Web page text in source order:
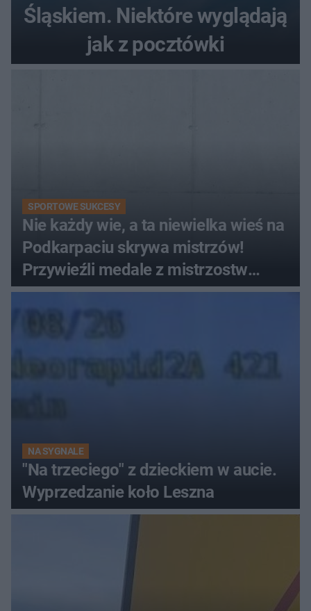
Śląskiem. Niektóre wyglądają
jak z pocztówki
SPORTOWE SUKCESY
Nie każdy wie, a ta niewielka wieś na
Podkarpaciu skrywa mistrzów!
Przywieźli medale z mistrzostw
Europy
NA SYGNALE
"Na trzeciego" z dzieckiem w aucie.
Wyprzedzanie koło Leszna